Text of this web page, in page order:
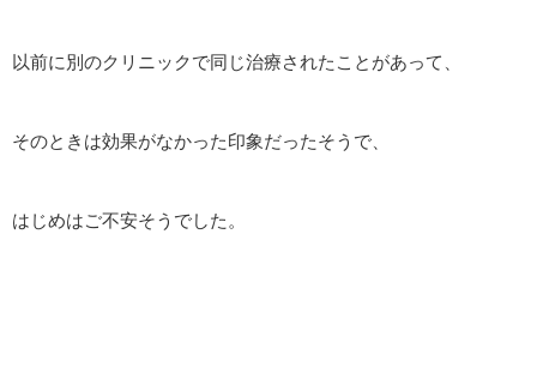
以前に別のクリニックで同じ治療されたことがあって、
そのときは効果がなかった印象だったそうで、
はじめはご不安そうでした。